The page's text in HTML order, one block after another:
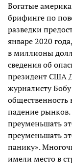
Богатые
брифинге по
разведки
январе 2020
в миллионы
сведения об
президент США
журналисту
общественность
падение рынков.
преуменьшать
преуменьшать
панику».
имели место в